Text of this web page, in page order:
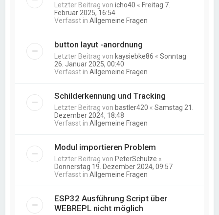
Letzter Beitrag vonicho40 « Freitag 7.
Februar 2025, 16:54
Verfasst inAllgemeine Fragen
button layut -anordnung
Letzter Beitrag von kaysiebke86 «Sonntag
26. Januar 2025, 00:40
Verfasst inAllgemeine Fragen
Schilderkennung und Tracking
Letzter Beitrag von bastler420 «Samstag 21.
Dezember 2024, 18:48
Verfasst inAllgemeine Fragen
Modul importieren Problem
Letzter Beitrag von PeterSchulze «
Donnerstag 19. Dezember 2024, 09:57
Verfasst inAllgemeine Fragen
ESP32 Ausführung Script über
WEBREPL nicht möglich